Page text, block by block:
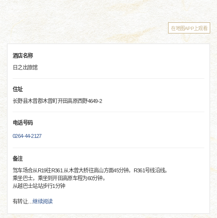
在地图APP上观看
酒店名称
日之出旅馆
住址
长野县木曾郡木曾町开田高原西野4649-2
电话号码
0264-44-2127
备注
驾车场合从R19往R361 从木曾大桥往高山方面45分钟。R361号线沿线。
乘坐巴士，乘坐到开田高原车程为60分钟。
从越巴士站站步行1分钟
有转让…继续阅读